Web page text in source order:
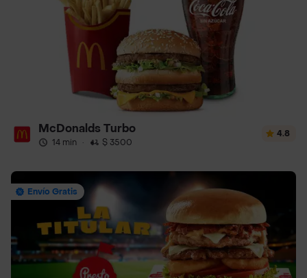
McDonalds Turbo
14 min · $ 3500
4.8
Envío Gratis